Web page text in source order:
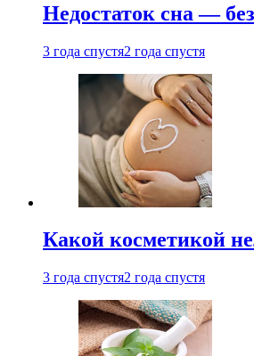
Недостаток сна —
3 года спустя2 года спустя
Какой косметикой
3 года спустя2 года спустя